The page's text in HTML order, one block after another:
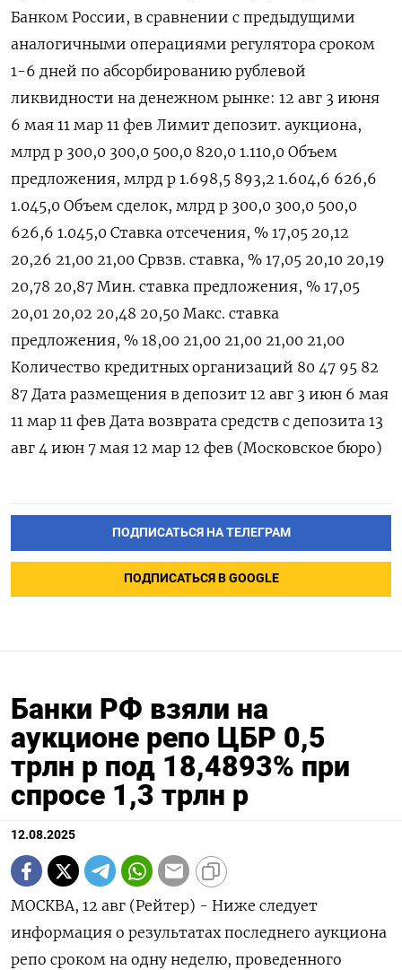
Банком России, в сравнении с предыдущими
аналогичными операциями регулятора сроком
1-6 дней по абсорбированию рублевой
ликвидности на денежном рынке: 12 авг 3 июня
6 мая 11 мар 11 фев Лимит депозит. аукциона,
млрд р 300,0 300,0 500,0 820,0 1.110,0 Объем
предложения, млрд р 1.698,5 893,2 1.604,6 626,6
1.045,0 Объем сделок, млрд р 300,0 300,0 500,0
626,6 1.045,0 Ставка отсечения, % 17,05 20,12
20,26 21,00 21,00 Срвзв. ставка, % 17,05 20,10 20,19
20,78 20,87 Мин. ставка предложения, % 17,05
20,01 20,02 20,48 20,50 Макс. ставка
предложения, % 18,00 21,00 21,00 21,00 21,00
Количество кредитных организаций 80 47 95 82
87 Дата размещения в депозит 12 авг 3 июн 6 мая
11 мар 11 фев Дата возврата средств с депозита 13
авг 4 июн 7 мая 12 мар 12 фев (Московское бюро)
ПОДПИСАТЬСЯ НА ТЕЛЕГРАМ
ПОДПИСАТЬСЯ В GOOGLE
Банки РФ взяли на
аукционе репо ЦБР 0,5
трлн р под 18,4893% при
спросе 1,3 трлн р
12.08.2025
МОСКВА, 12 авг (Рейтер) - Ниже следует
информация о результатах последнего аукциона
репо сроком на одну неделю, проведенного